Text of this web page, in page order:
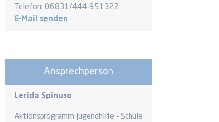
Telefon: 06831/444-951322
E-Mail senden
Ansprechperson
Lerida Spinuso
Aktionsprogramm Jugendhilfe - Schule